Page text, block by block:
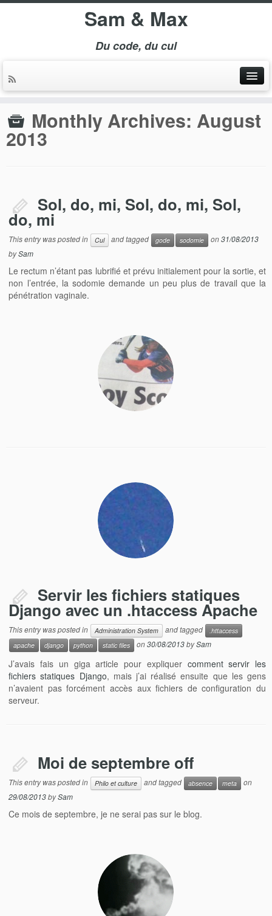
Sam & Max
Du code, du cul
Monthly Archives: August
2013
Sol, do, mi, Sol, do, mi, Sol,
do, mi
This entry was posted in Cul and tagged gode sodomie on31/08/2013
bySam
Le rectum n’étant pas lubrifié et prévu initialement pour la sortie, et
non l’entrée, la sodomie demande un peu plus de travail que la
pénétration vaginale.
Servir les fichiers statiques
Django avec un .htaccess Apache
This entry was posted in Administration System and tagged
.httaccess
apache
django python static files on30/08/2013bySam
J’avais fais un giga article pour expliquer comment servir les
fichiers statiques Django, mais j’ai réalisé ensuite que les gens
n’avaient pas forcément accès aux fichiers de configuration du
serveur.
Moi de septembre off
This entry was posted in Philo et culture and tagged absence meta
on
29/08/2013bySam
Ce mois de septembre, je ne serai pas sur le blog.